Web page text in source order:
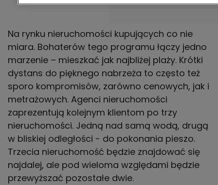
Na rynku nieruchomości kupujących co nie
miara. Bohaterów tego programu łączy jedno
marzenie – mieszkać jak najbliżej plaży. Krótki
dystans do pięknego nabrzeża to często też
sporo kompromisów, zarówno cenowych, jak i
metrażowych. Agenci nieruchomości
zaprezentują kolejnym klientom po trzy
nieruchomości. Jedną nad samą wodą, drugą
w bliskiej odległości - do pokonania pieszo.
Trzecia nieruchomość będzie znajdować się
najdalej, ale pod wieloma względami będzie
przewyższać pozostałe dwie.